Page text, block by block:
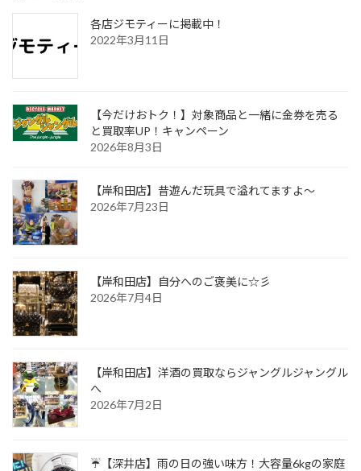
各店ジモティーに掲載中！
2022年3月11日
【今だけおトク！】対象商品と一緒に金券を売る
と買取率UP！キャンペーン
2026年8月3日
【岸和田店】昔遊んだ玩具で溢れてますよ～
2026年7月23日
【岸和田店】自分へのご褒美に☆彡
2026年7月4日
【岸和田店】洋酒の買取ならジャングルジャングル
へ
2026年7月2日
☔【深井店】雨の日の強い味方！大容量6kgの家庭